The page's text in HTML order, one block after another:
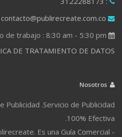
contacto@publirecreate.com.co
DE TRATAMIENTO DE DATOS
Publicidad .Servicio de Publicidad
100% Efectiva.
Es una Guía Comercial -